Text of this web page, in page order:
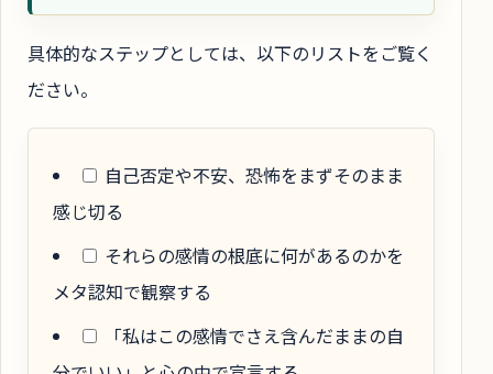
具体的なステップとしては、以下のリストをご覧く
ださい。
自己否定や不安、恐怖をまずそのまま
感じ切る
それらの感情の根底に何があるのかを
メタ認知で観察する
「私はこの感情でさえ含んだままの自